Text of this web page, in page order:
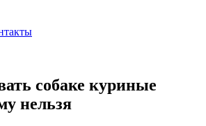
собаке куриные
нельзя